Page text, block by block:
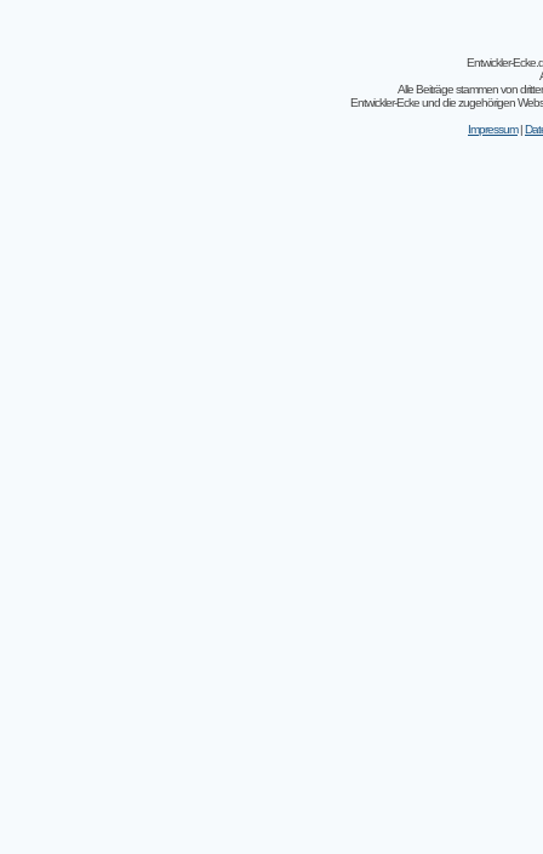
Entwickler-
Alle Beiträge stammen von
Entwickler-Ecke und die zugehörigen
Impressum|